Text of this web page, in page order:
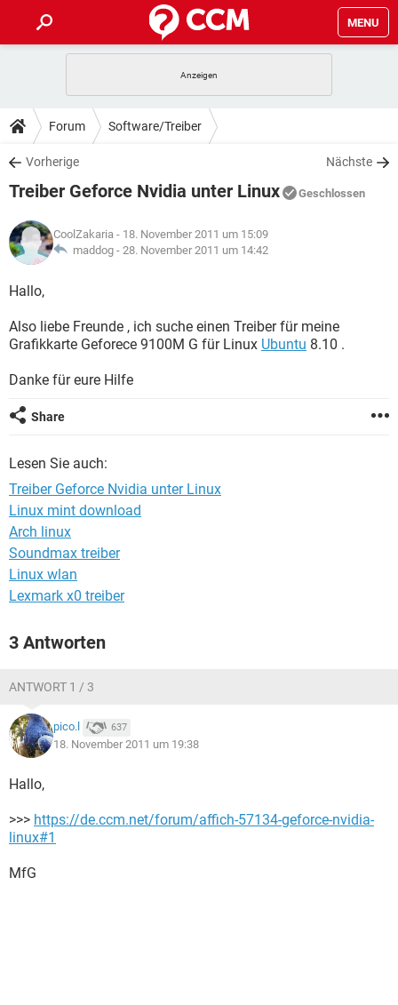
MENU
ANDROID IOS
WINDOWS 10
WHATSAPP TIKTOK
FACEBOOK
TIPPS & TRICKS
SPIELE
WHATSAPP TIKTOK
FACEBOOK
DOWNLOADS
SPIELE STREAMING
ANDROID
WINDOWS 10 INSTAGRAM
WHATSAPP
SPIELE STREAMING
ANDROID
WINDOWS 10
WHATSAPP TIKTOK
LEXIKON
SPIELE
WINDOWS 10 INSTAGRAM
WHATSAPP
FACEBOOK
Forum Software/Treiber
Vorherige Nächste
Treiber Geforce Nvidia unter Linux Geschlossen
CoolZakaria - 18. November 2011 um 15:09
maddog - 28. November 2011 um 14:42
Hallo,
Also liebe Freunde , ich suche einen Treiber für meine
Grafikkarte Geforece 9100M G für Linux Ubuntu 8.10 .
Danke für eure Hilfe
Share
Lesen Sie auch:
Treiber Geforce Nvidia unter Linux
Linux mint download
Arch linux
Soundmax treiber
Linux wlan
Lexmark x0 treiber
3 Antworten
ANTWORT 1 / 3
pico.l 637
18. November 2011 um 19:38
Hallo,
>>> https://de.ccm.net/forum/affich-57134-geforce-nvidia-
linux#1
MfG